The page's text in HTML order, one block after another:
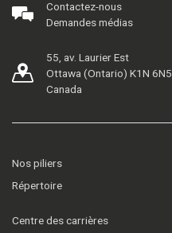
Contactez-nous
Demandes médias
55, av. Laurier Est
Ottawa (Ontario) K1N 6N5
Canada
Nos piliers
Répertoire
Centre des carrières